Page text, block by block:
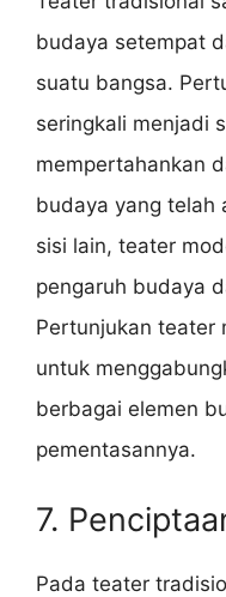
budaya setempat
suatu bangsa.
seringkali menjadi
mempertahankan
budaya yang telah
sisi lain, teater
pengaruh budaya
Pertunjukan teater
untuk
berbagai elemen
pementasannya.
7.
Pada teater